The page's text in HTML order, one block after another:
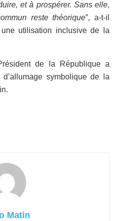
et à prospérer. Sans elle,
reste théorique”, a-t-il
utilisation inclusive de la
de la République a
symbolique de la
Matin